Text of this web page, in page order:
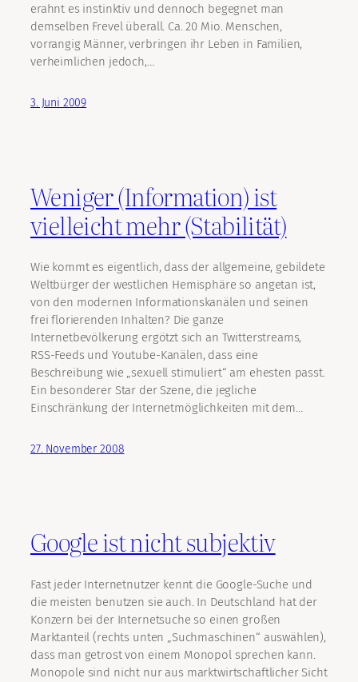
erahnt es instinktiv und dennoch begegnet man
demselben Frevel überall. Ca. 20 Mio. Menschen,
vorrangig Männer, verbringen ihr Leben in Familien,
verheimlichen jedoch,…
3. Juni 2009
Weniger (Information) ist
vielleicht mehr (Stabilität)
Wie kommt es eigentlich, dass der allgemeine, gebildete
Weltbürger der westlichen Hemisphäre so angetan ist,
von den modernen Informationskanälen und seinen
frei florierenden Inhalten? Die ganze
Internetbevölkerung ergötzt sich an Twitterstreams,
RSS-Feeds und Youtube-Kanälen, dass eine
Beschreibung wie „sexuell stimuliert“ am ehesten passt.
Ein besonderer Star der Szene, die jegliche
Einschränkung der Internetmöglichkeiten mit dem…
27. November 2008
Google ist nicht subjektiv
Fast jeder Internetnutzer kennt die Google-Suche und
die meisten benutzen sie auch. In Deutschland hat der
Konzern bei der Internetsuche so einen großen
Marktanteil (rechts unten „Suchmaschinen“ auswählen),
dass man getrost von einem Monopol sprechen kann.
Monopole sind nicht nur aus marktwirtschaftlicher Sicht